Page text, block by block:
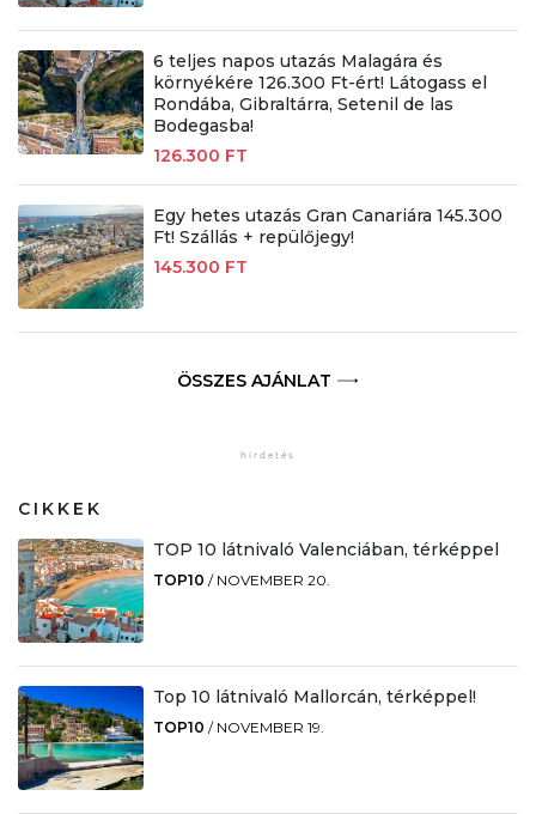
6 teljes napos utazás Malagára és
környékére 126.300 Ft-ért! Látogass el
Rondába, Gibraltárra, Setenil de las
Bodegasba!
126.300 FT
Egy hetes utazás Gran Canariára 145.300
Ft! Szállás + repülőjegy!
145.300 FT
ÖSSZES AJÁNLAT
CIKKEK
TOP 10 látnivaló Valenciában, térképpel
TOP10 / NOVEMBER 20.
Top 10 látnivaló Mallorcán, térképpel!
TOP10 / NOVEMBER 19.